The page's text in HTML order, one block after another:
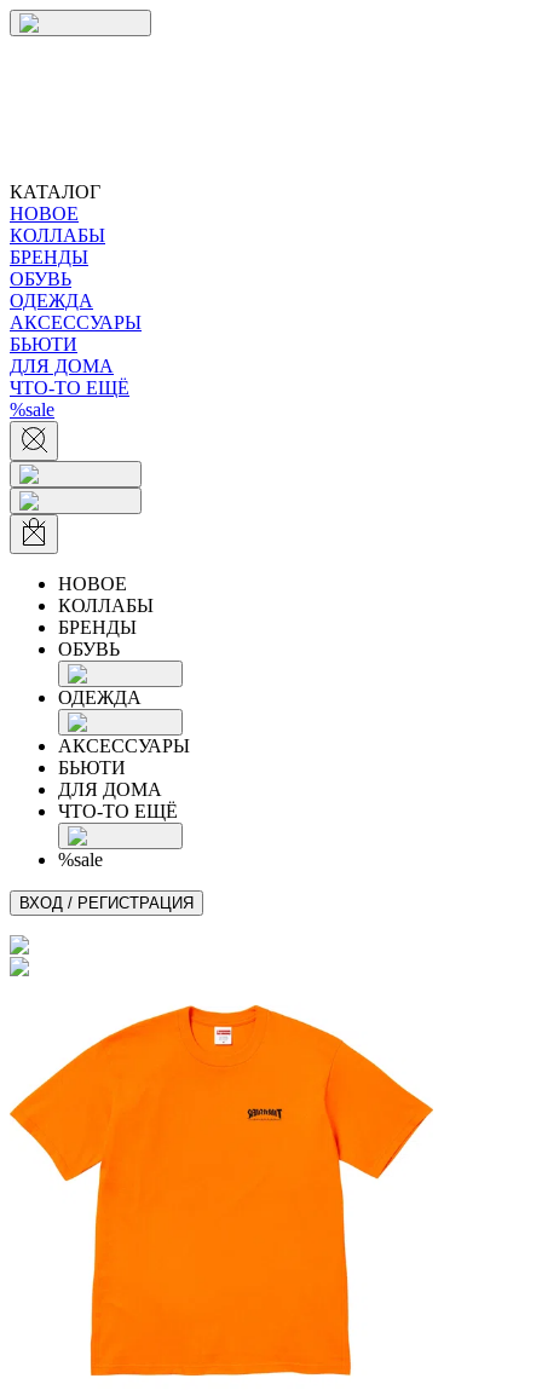
КАТАЛОГ
НОВОЕ
КОЛЛАБЫ
БРЕНДЫ
ОБУВЬ
ОДЕЖДА
АКСЕССУАРЫ
БЬЮТИ
ДЛЯ ДОМА
ЧТО-ТО ЕЩЁ
%sale
НОВОЕ
КОЛЛАБЫ
БРЕНДЫ
ОБУВЬ
ОДЕЖДА
АКСЕССУАРЫ
БЬЮТИ
ДЛЯ ДОМА
ЧТО-ТО ЕЩЁ
%sale
ВХОД / РЕГИСТРАЦИЯ